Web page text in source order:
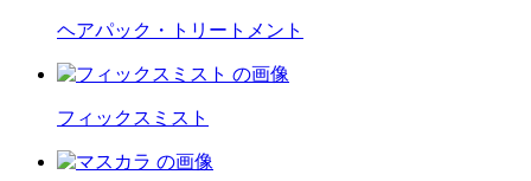
ヘアパック・トリートメント
フィックスミスト